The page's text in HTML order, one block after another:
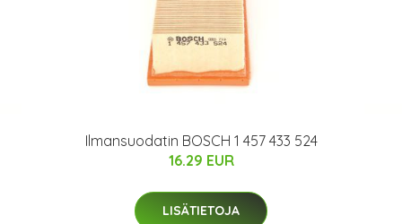
Ilmansuodatin BOSCH 1 457 433 524
16.29 EUR
LISÄTIETOJA